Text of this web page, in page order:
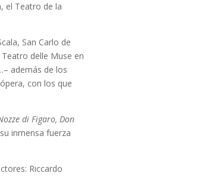
el Teatro de la
San Carlo de
delle Muse en
además de los
con los que
di Figaro, Don
inmensa fuerza
Riccardo